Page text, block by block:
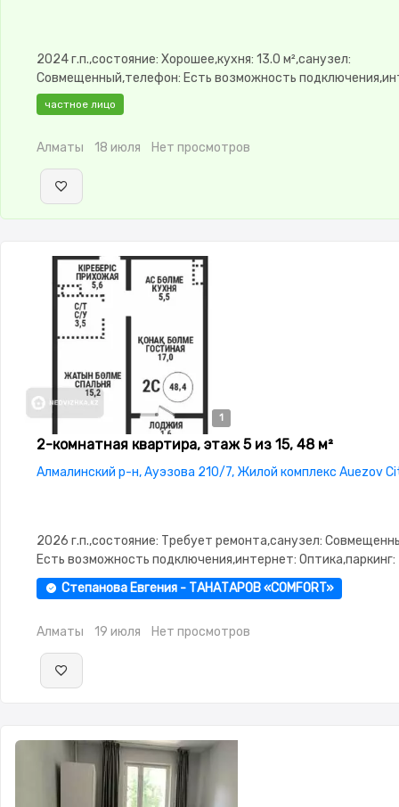
2024 г.п.,состояние: Хорошее,кухня: 13.0 м²,санузел:
Совмещенный,телефон: Есть возможность
ADSL,потолки: 2.9,паркинг:
изолированы,Новая сантехника
частное лицо
Алматы 18 июля Нет просмотров
1
2-комнатная квартира, этаж 5 из 15, 48 м²
Алмалинский р-н, Ауэзова 210/7, Жилой комплекс Auezov
2026 г.п.,состояние: Требует ремонта,санузел:
Есть возможность подключения,интернет: Оптика,паркинг:
Паркинг,Охрана,Домофон,Видеонаблюдение,Пластиковые
окна,Улучшенная,Кухня-студия,Тихий двор
Степанова Евгения - ТАНАТАРОВ «COMFORT»
Алматы 19 июля Нет просмотров